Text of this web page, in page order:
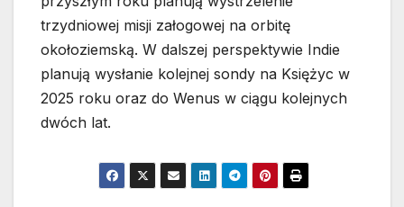
trzydniowej misji załogowej na orbitę
okołoziemską. W dalszej perspektywie Indie
planują wysłanie kolejnej sondy na Księżyc w
2025 roku oraz do Wenus w ciągu kolejnych
dwóch lat.